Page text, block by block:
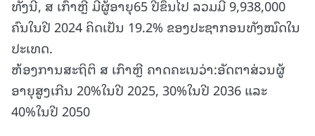
ທັງນີ້, ສ ເກົາຫຼີ ມີຜູ້ອາຍຸ65 ປີຂຶ້ນໄປ ລວມມີ 9,938,000
ຄົນໃນປີ 2024 ຄິດເປັນ 19.2% ຂອງປະຊາກອນທັງໝົດໃນ
ປະເທດ.
ຫ້ອງການສະຖິຕິ ສ ເກົາຫຼີ ຄາດຄະເນວ່າ:ອັດຕາສ່ວນຜູ້
ອາຍຸສູງເກີນ 20%ໃນປີ 2025, 30%ໃນປີ 2036 ແລະ
40%ໃນປີ 2050